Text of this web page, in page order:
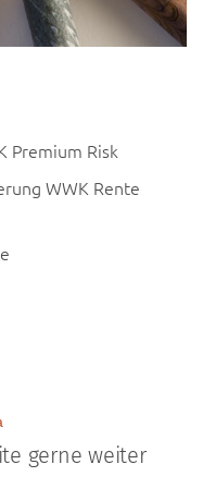
Premium Risk
WWK Rente
gerne weiter